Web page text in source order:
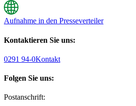
Aufnahme in den Presseverteiler
Kontaktieren Sie uns:
0291 94-0Kontakt
Folgen Sie uns:
Postanschrift: